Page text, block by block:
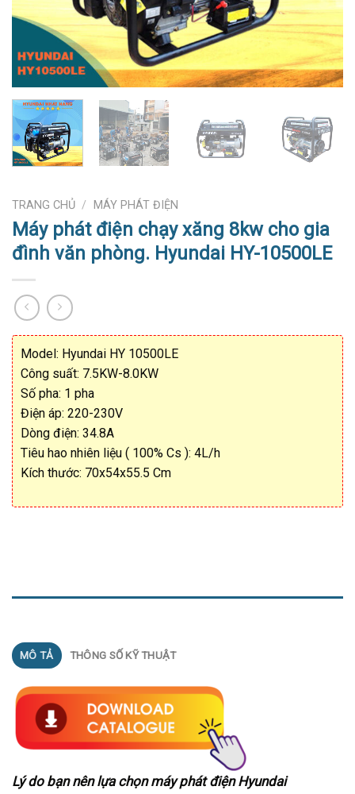
TRANG CHỦ / MÁY PHÁT ĐIỆN
Máy phát điện chạy xăng 8kw cho gia
đình văn phòng. Hyundai HY-10500LE
Model: Hyundai HY 10500LE
Công suất: 7.5KW-8.0KW
Số pha: 1 pha
Điện áp: 220-230V
Dòng điện: 34.8A
Tiêu hao nhiên liệu ( 100% Cs ): 4L/h
Kích thước: 70x54x55.5 Cm
MÔ TẢ THÔNG SỐ KỸ THUẬT
Lý do bạn nên lựa chọn máy phát điện Hyundai